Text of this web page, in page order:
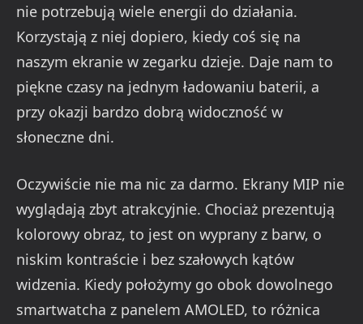
nie potrzebują wiele energii do działania.
Korzystają z niej dopiero, kiedy coś się na
naszym ekranie w zegarku dzieje. Daje nam to
piękne czasy na jednym ładowaniu baterii, a
przy okazji bardzo dobrą widoczność w
słoneczne dni.
Oczywiście nie ma nic za darmo. Ekrany MIP nie
wyglądają zbyt atrakcyjnie. Chociaż prezentują
kolorowy obraz, to jest on wyprany z barw, o
niskim kontraście i bez szałowych kątów
widzenia. Kiedy położymy go obok dowolnego
smartwatcha z panelem AMOLED, to różnica